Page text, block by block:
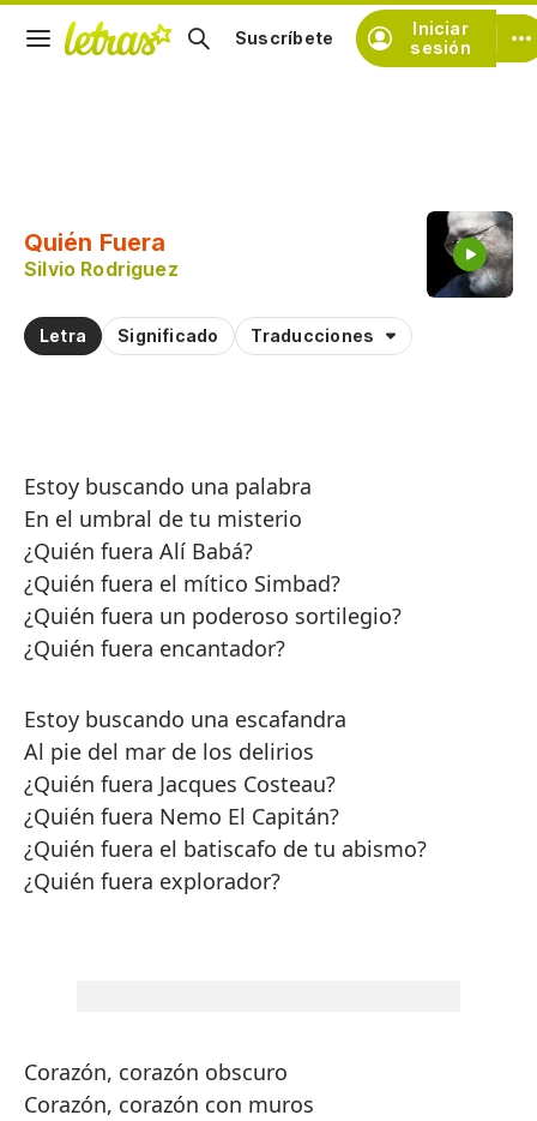
Iniciar
sesión
Suscríbete
Quién Fuera
Silvio Rodriguez
Letra Significado Traducciones
Estoy buscando una palabra
En el umbral de tu misterio
¿Quién fuera Alí Babá?
¿Quién fuera el mítico Simbad?
¿Quién fuera un poderoso sortilegio?
¿Quién fuera encantador?
Estoy buscando una escafandra
Al pie del mar de los delirios
¿Quién fuera Jacques Costeau?
¿Quién fuera Nemo El Capitán?
¿Quién fuera el batiscafo de tu abismo?
¿Quién fuera explorador?
Corazón, corazón obscuro
Corazón, corazón con muros
Practicar la pronunciación de